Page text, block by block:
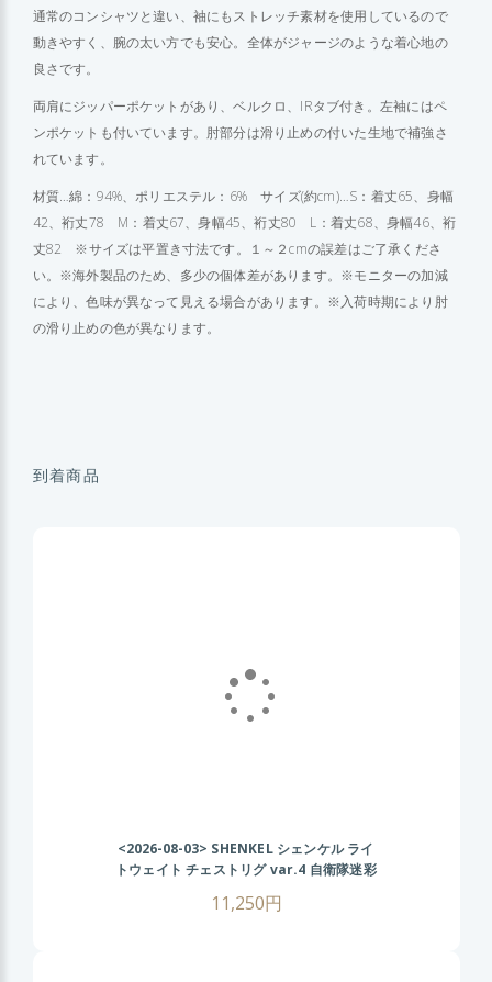
通常のコンシャツと違い、袖にもストレッチ素材を使用しているので
動きやすく、腕の太い方でも安心。全体がジャージのような着心地の
良さです。
両肩にジッパーポケットがあり、ベルクロ、IRタブ付き。左袖にはペ
ンポケットも付いています。肘部分は滑り止めの付いた生地で補強さ
れています。
材質…綿：94%、ポリエステル：6% サイズ(約cm)…S：着丈65、身幅
42、裄丈78 M：着丈67、身幅45、裄丈80 L：着丈68、身幅46、裄
丈82 ※サイズは平置き寸法です。１～２cmの誤差はご了承くださ
い。※海外製品のため、多少の個体差があります。※モニターの加減
により、色味が異なって見える場合があります。※入荷時期により肘
の滑り止めの色が異なります。
到着商品
<2026-08-03> SHENKEL シェンケル ライ
トウェイト チェストリグ var.4 自衛隊迷彩
11,250円